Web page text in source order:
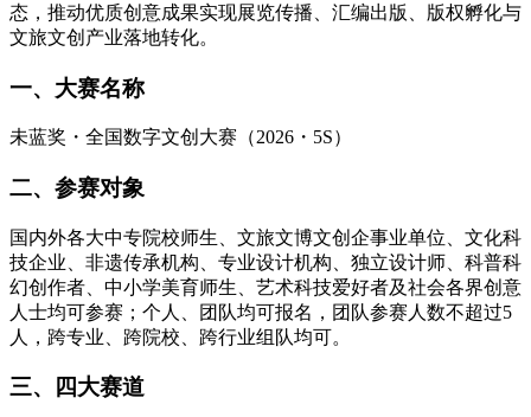
态，推动优质创意成果实现展览传播、汇编出版、版权孵化与
文旅文创产业落地转化。
一、大赛名称
未蓝奖・全国数字文创大赛（2026・5S）
二、参赛对象
国内外各大中专院校师生、文旅文博文创企事业单位、文化科
技企业、非遗传承机构、专业设计机构、独立设计师、科普科
幻创作者、中小学美育师生、艺术科技爱好者及社会各界创意
人士均可参赛；个人、团队均可报名，团队参赛人数不超过5
人，跨专业、跨院校、跨行业组队均可。
三、四大赛道